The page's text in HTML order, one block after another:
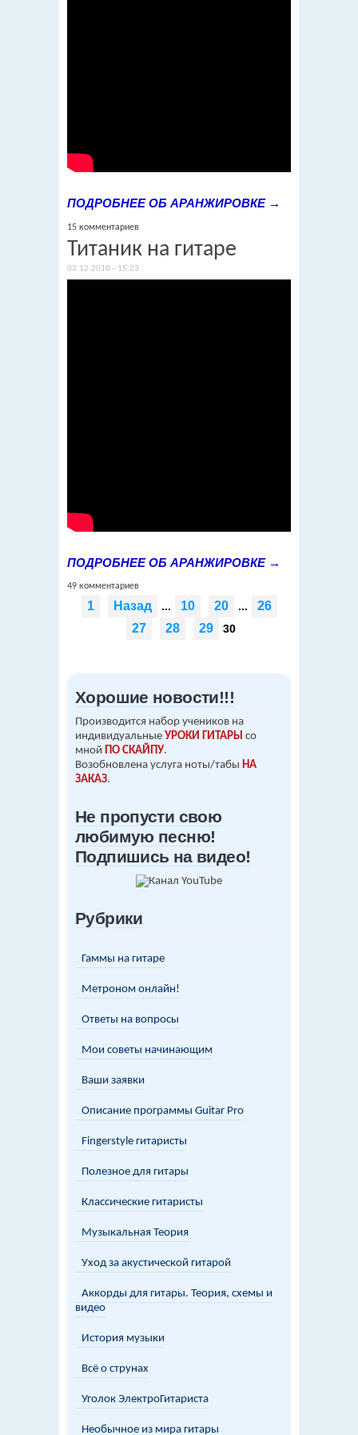
ПОДРОБНЕЕ ОБ АРАНЖИРОВКЕ →
15 комментариев
Титаник на гитаре
02.12.2010 – 15:23
ПОДРОБНЕЕ ОБ АРАНЖИРОВКЕ →
49 комментариев
1 Назад ... 10 20 ...
26
27
28 29 30
Хорошие новости!!!
Производится набор учеников на
индивидуальные УРОКИ ГИТАРЫ со
мной
ПО СКАЙПУ.
Возобновлена услуга ноты/табы НА
ЗАКАЗ.
Не пропусти свою
любимую песню!
Подпишись на видео!
Рубрики
Гаммы на гитаре
Метроном онлайн!
Ответы на вопросы
Мои советы начинающим
Ваши заявки
Описание программы Guitar Pro
Fingerstyle гитаристы
Полезное для гитары
Классические гитаристы
Музыкальная Теория
Уход за акустической гитарой
Аккорды для гитары. Теория, схемы и
видео
История музыки
Всё о струнах
Уголок ЭлектроГитариста
Необычное из мира гитары